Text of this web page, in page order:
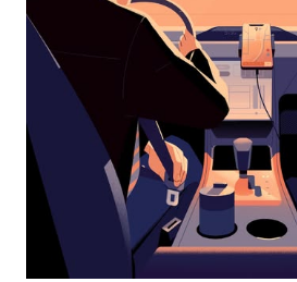
el
botón
escape
el
calendario.